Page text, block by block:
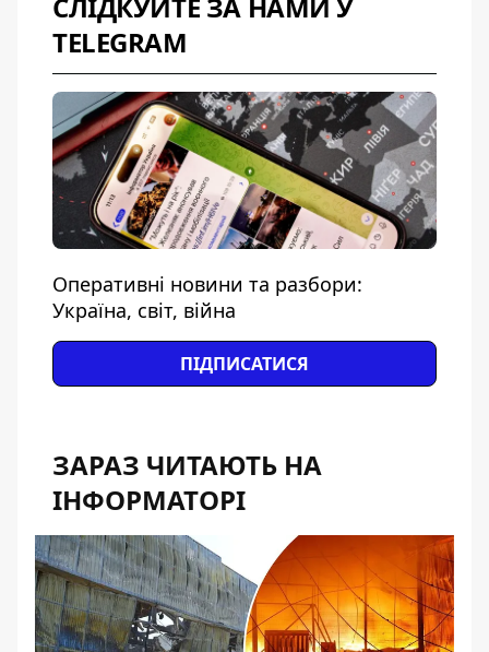
TELEGRAM
Оперативні новини та разбори:
Україна, світ, війна
ПІДПИСАТИСЯ
ЗАРАЗ ЧИТАЮТЬ НА
ІНФОРМАТОРІ